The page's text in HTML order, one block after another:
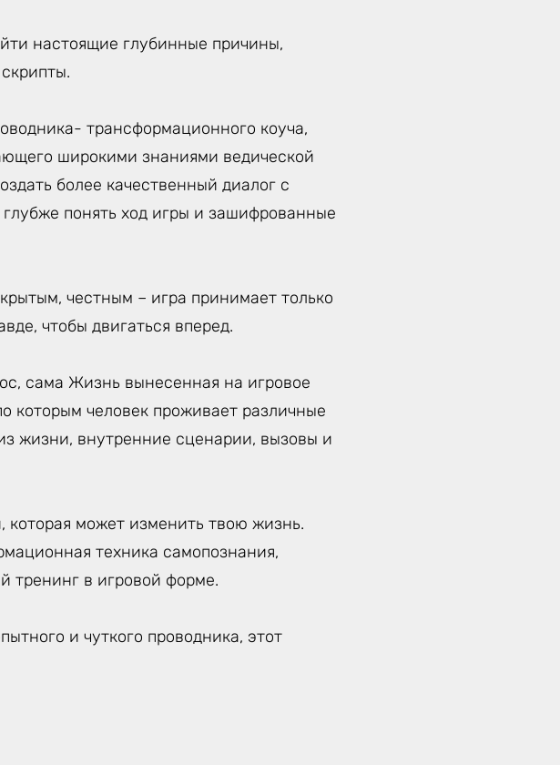
настоящие глубинные причины,
трансформационного коуча,
широкими знаниями ведической
более качественный диалог с
понять ход игры и зашифрованные
честным – игра принимает только
чтобы двигаться вперед.
сама Жизнь вынесенная на игровое
которым человек проживает различные
жизни, внутренние сценарии, вызовы и
может изменить твою жизнь.
техника самопознания,
тренинг в игровой форме.
и чуткого проводника, этот